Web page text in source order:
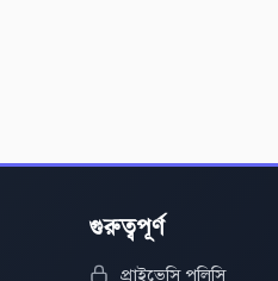
গুরুত্বপূর্ণ
প্রাইভেসি পলিসি